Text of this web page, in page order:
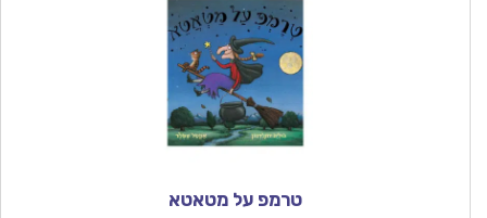
טרמפ על מטאטא